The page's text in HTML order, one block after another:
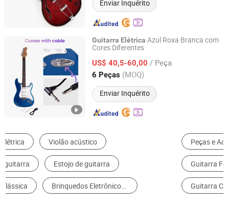
Enviar Inquérito
Guitarra Elétrica Azul Roxa Branca com
Cores Diferentes
US$ 40,5-60,00 / Peça
6 Peças (MOQ)
Enviar Inquérito
Guangzhou Vines Musical Instruments Co., Ltd
Guangdong, China Desde 2020
Peças e Acessórios de Instrumentos Guitarra Electrônica
Guitarra Folk e Acústica
Guitarra Clássica Brinquedos Musicais